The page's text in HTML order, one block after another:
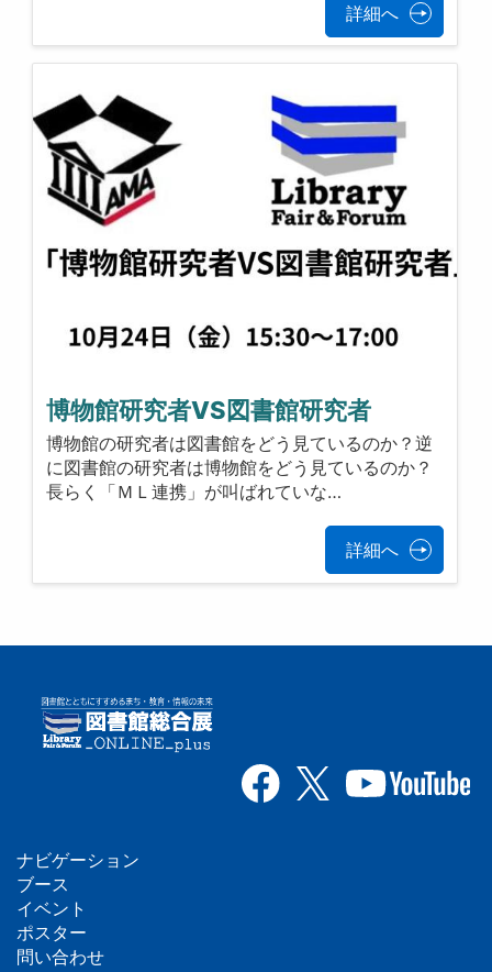
詳細へ
博物館研究者VS図書館研究者
博物館の研究者は図書館をどう見ているのか？逆
に図書館の研究者は博物館をどう見ているのか？
長らく「ＭＬ連携」が叫ばれていな…
詳細へ
フ
ッ
ナビゲーション
ブース
イベント
ポスター
問い合わせ